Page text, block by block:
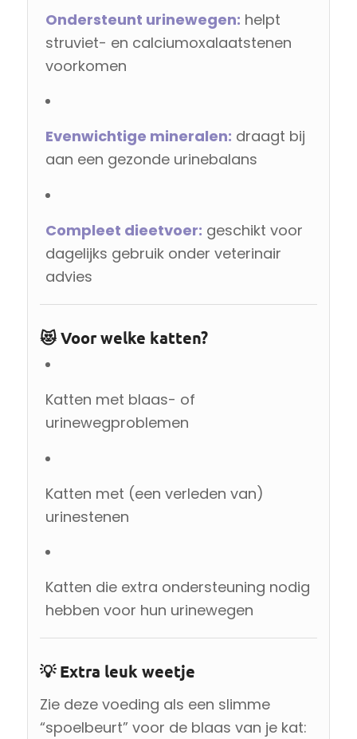
Ondersteunt urinewegen: helpt
struviet- en calciumoxalaatstenen
voorkomen
Evenwichtige mineralen: draagt bij
aan een gezonde urinebalans
Compleet dieetvoer: geschikt voor
dagelijks gebruik onder veterinair
advies
😻 Voor welke katten?
Katten met blaas- of
urinewegproblemen
Katten met (een verleden van)
urinestenen
Katten die extra ondersteuning nodig
hebben voor hun urinewegen
💡 Extra leuk weetje
Zie deze voeding als een slimme
“spoelbeurt” voor de blaas van je kat: